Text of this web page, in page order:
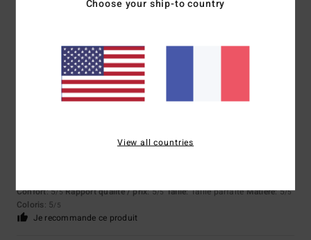
Je recommande ce produit
5 /5
Confort: 5/5 Rapport qualité / prix: 5/5 Taille: Taille parfaiteMatière: 5/5
Coloris: 5/5
Je recommande ce produit
Choose your ship-to country
View all countries